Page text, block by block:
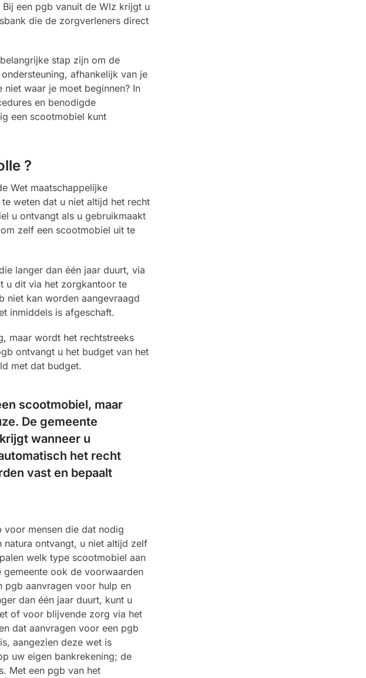
een pgb vanuit de Wlz krijgt u
die de zorgverleners direct
stap zijn om de
afhankelijk van je
waar je moet beginnen? In
en benodigde
een scootmobiel kunt
?
Wet maatschappelijke
weten dat u niet altijd het recht
u ontvangt als u gebruikmaakt
zelf een scootmobiel uit te
langer dan één jaar duurt, via
u dit via het zorgkantoor te
niet kan worden aangevraagd
inmiddels is afgeschaft.
maar wordt het rechtstreeks
ontvangt u het budget van het
met dat budget.
scootmobiel, maar
De gemeente
wanneer u
het recht
vast en bepaalt
voor mensen die dat nodig
ontvangt, u niet altijd zelf
welk type scootmobiel aan
ook de voorwaarden
pgb aanvragen voor hulp en
dan één jaar duurt, kunt u
of voor blijvende zorg via het
dat aanvragen voor een pgb
aangezien deze wet is
uw eigen bankrekening; de
Met een pgb van het